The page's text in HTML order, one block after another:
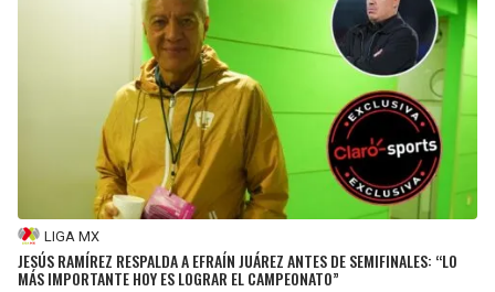
LIGA MX
JESÚS RAMÍREZ RESPALDA A EFRAÍN JUÁREZ ANTES DE SEMIFINALES: “LO
MÁS IMPORTANTE HOY ES LOGRAR EL CAMPEONATO”